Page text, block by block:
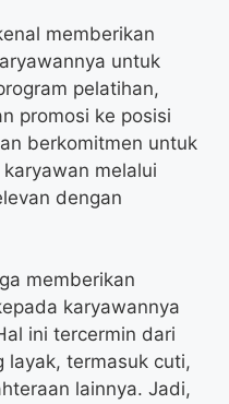
memberikan
untuk
pelatihan,
promosi ke posisi
berkomitmen untuk
melalui
dengan
memberikan
karyawannya
ini tercermin dari
layak, termasuk cuti,
lainnya. Jadi,